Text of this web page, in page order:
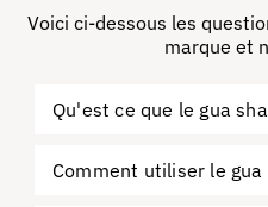
Voici ci-dessous les
marque et
Qu'est ce que le gua
Comment utiliser le gua